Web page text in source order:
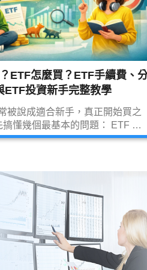
ETF怎麼買？ETF手續費、
ETF投資新手完整教學
被說成適合新手，真正開始買之
搞懂幾個最基本的問題： ETF 是
麼買？ETF 手續費怎麼算？ETF